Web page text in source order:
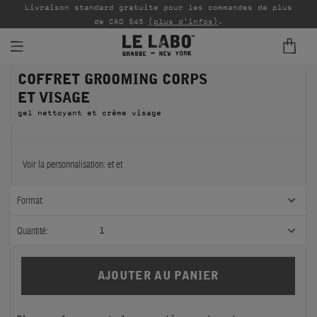
PARFUMS
REFILLS
Livraison standard gratuite pour les commandes de plus
de CAD $45 (plus d'infos) .
COFFRET GROOMING CORPS
ET VISAGE
gel nettoyant et crème visage
Voir la personnalisation: etet
Format:
Quantité: 1